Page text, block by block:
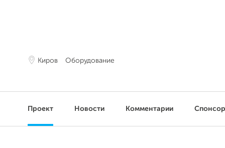
Киров Оборудование
Проект Новости Комментарии